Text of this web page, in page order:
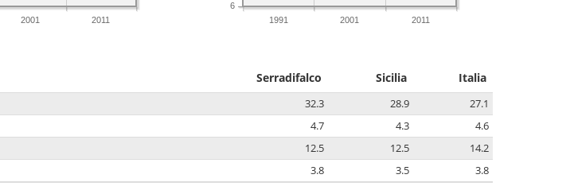
2001 2011 1991 2001 2011
6
Serradifalco Sicilia Italia
32.3 28.9
27.1
4.7 4.3
4.6
12.5 12.5
14.2
3.8 3.5 3.8